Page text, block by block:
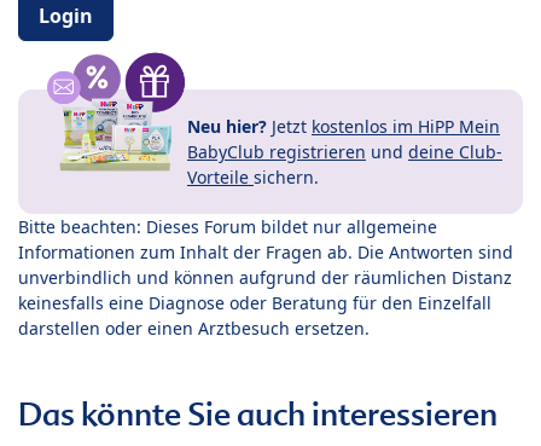
Login
Neu hier? Jetzt kostenlos im HiPP Mein
BabyClub registrieren und deine Club-
Vorteile sichern.
Bitte beachten: Dieses Forum bildet nur allgemeine
Informationen zum Inhalt der Fragen ab. Die Antworten sind
unverbindlich und können aufgrund der räumlichen Distanz
keinesfalls eine Diagnose oder Beratung für den Einzelfall
darstellen oder einen Arztbesuch ersetzen.
Das könnte Sie auch interessieren